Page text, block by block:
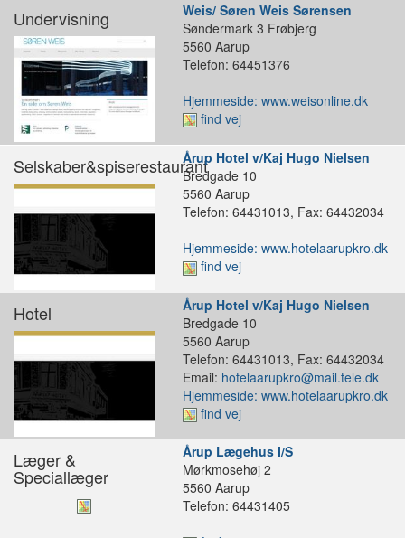
Undervisning
Weis/ Søren Weis Sørensen
Søndermark 3 Frøbjerg
5560 Aarup
Telefon: 64451376
Hjemmeside: www.weisonline.dk
find vej
Selskaber&spiserestaurantÅrup Hotel v/Kaj Hugo Nielsen
Bredgade 10
5560 Aarup
Telefon: 64431013, Fax: 64432034
Hjemmeside: www.hotelaarupkro.dk
find vej
Hotel
Årup Hotel v/Kaj Hugo Nielsen
Bredgade 10
5560 Aarup
Telefon: 64431013, Fax: 64432034
Email: hotelaarupkro@mail.tele.dk
Hjemmeside: www.hotelaarupkro.dk
find vej
Læger &
Speciallæger
Årup Lægehus I/S
Mørkmosehøj 2
5560 Aarup
Telefon: 64431405